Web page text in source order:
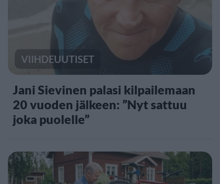
VIIHDEUUTISET
Jani Sievinen palasi kilpailemaan
20 vuoden jälkeen: ”Nyt sattuu
joka puolelle”